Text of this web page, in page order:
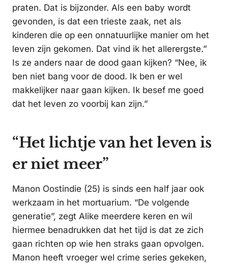
praten. Dat is bijzonder. Als een baby wordt
gevonden, is dat een trieste zaak, net als
kinderen die op een onnatuurlijke manier om het
leven zijn gekomen. Dat vind ik het allerergste.”
Is ze anders naar de dood gaan kijken? “Nee, ik
ben niet bang voor de dood. Ik ben er wel
makkelijker naar gaan kijken. Ik besef me goed
dat het leven zo voorbij kan zijn.”
“Het lichtje van het leven is
er niet meer”
Manon Oostindie (25) is sinds een half jaar ook
werkzaam in het mortuarium. “De volgende
generatie”, zegt Alike meerdere keren en wil
hiermee benadrukken dat het tijd is dat ze zich
gaan richten op wie hen straks gaan opvolgen.
Manon heeft vroeger wel crime series gekeken,